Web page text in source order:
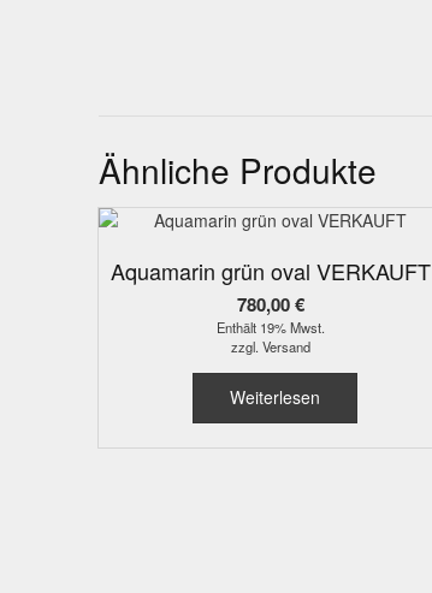
Ähnliche Produkte
Aquamarin grün oval VERKAUFT
780,00€
Enthält 19% Mwst.
zzgl.Versand
Weiterlesen